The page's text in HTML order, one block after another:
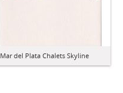
Mar del Plata Chalets Skyline